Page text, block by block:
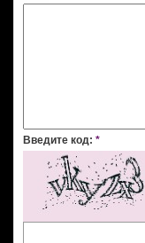
Введите код: *